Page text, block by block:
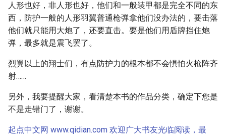
人形也好，非人形也好，他们和一般装甲都是完全不同的东
西，防护一般的人形羽翼普通枪弹拿他们没办法的，要击落
他们就只能用大炮了，还要直击。要是他们用盾牌挡住炮
弹，最多就是震飞罢了。
烈翼以上的翔士们，有点防护力的根本都不会惧怕火枪阵齐
射……
另外，我要提醒大家，看清楚本书的作品分类，确定下您是
不是走错门了，谢谢。
起点中文网 www.qidian.com 欢迎广大书友光临阅读，最